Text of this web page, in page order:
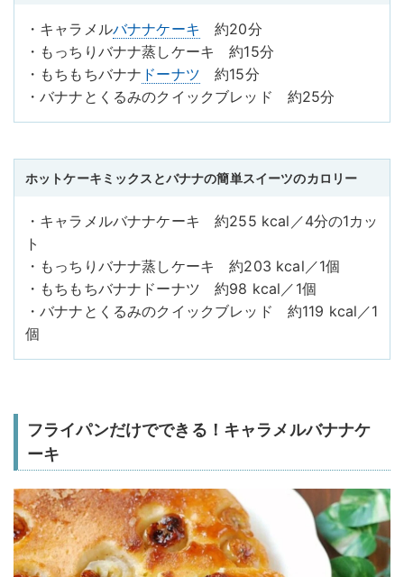
・キャラメルバナナケーキ 約20分
・もっちりバナナ蒸しケーキ 約15分
・もちもちバナナ ドーナツ 約15分
・バナナとくるみのクイックブレッド 約25分
ホットケーキミックスとバナナの簡単スイーツのカロリー
・キャラメルバナナケーキ 約255 kcal／4分の1カッ
ト
・もっちりバナナ蒸しケーキ 約203 kcal／1個
・もちもちバナナドーナツ 約98 kcal／1個
・バナナとくるみのクイックブレッド 約119 kcal／1
個
フライパンだけでできる！キャラメルバナナケ
ーキ